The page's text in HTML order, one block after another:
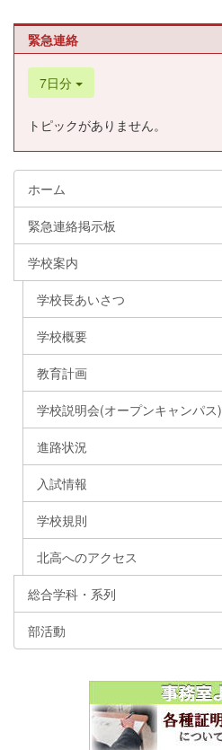
緊急連絡
7日分
トピックがありません。
ホーム
緊急連絡掲示板
学校案内
学校長あいさつ
学校概要
教育計画
学校説明会(オープンキャンパス)
進路状況
入試情報
学校規則
北高へのアクセス
総合学科・系列
部活動